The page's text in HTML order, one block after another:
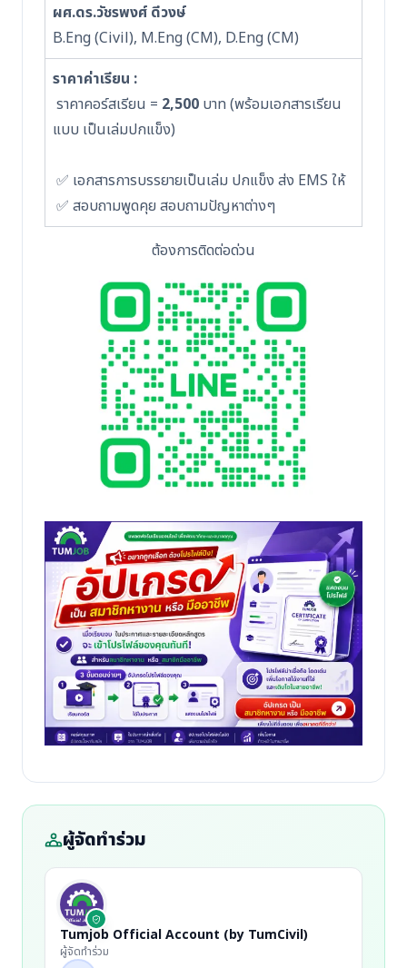
ผศ.ดร.วัชรพงศ์ ดีวงษ์
B.Eng (Civil), M.Eng (CM), D.Eng (CM)
ราคาค่าเรียน :
ราคาคอร์สเรียน = 2,500 บาท (พร้อมเอกสารเรียน
แบบ เป็นเล่มปกแข็ง)
✅ เอกสารการบรรยายเป็นเล่ม ปกแข็ง ส่ง EMS ให้
✅ สอบถามพูดคุย สอบถามปัญหาต่างๆ
ต้องการติดต่อด่วน
ผู้จัดทำร่วม
Tumjob Official Account (by TumCivil)
ผู้จัดทำร่วม